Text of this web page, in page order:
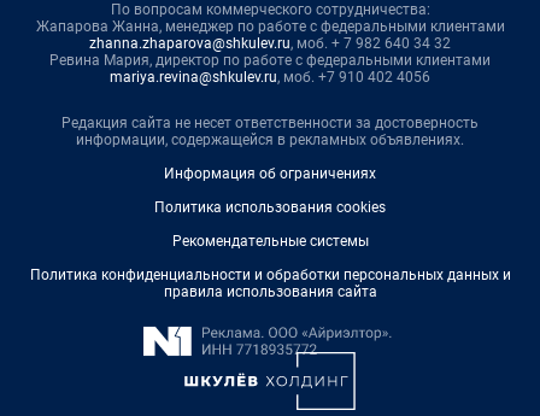
По вопросам коммерческого сотрудничества:
Жапарова Жанна, менеджер по работе с федеральными клиентами
zhanna.zhaparova@shkulev.ru, моб. + 7 982 640 34 32
Ревина Мария, директор по работе с федеральными клиентами
mariya.revina@shkulev.ru, моб. +7 910 402 4056
Редакция сайта не несет ответственности за достоверность
информации, содержащейся в рекламных объявлениях.
Информация об ограничениях
Политика использования cookies
Рекомендательные системы
Политика конфиденциальности и обработки персональных данных и
правила использования сайта